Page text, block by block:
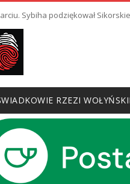
Sybiha podziękował
RZEZI